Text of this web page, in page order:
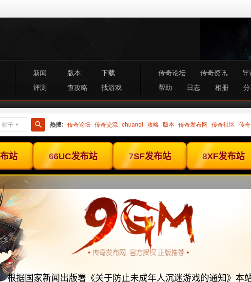
新闻 版本
下载
评测
查攻略 找游戏
传奇论坛 传奇资讯
导
帮助
日志 相册
帖子
搜
热搜: 传奇论坛 传奇交流 chuanqi 攻略 版本 传奇发布网 传奇社区 传